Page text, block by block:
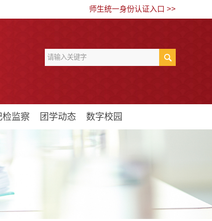
师生统一身份认证入口 >>
检监察 团学动态 数字校园